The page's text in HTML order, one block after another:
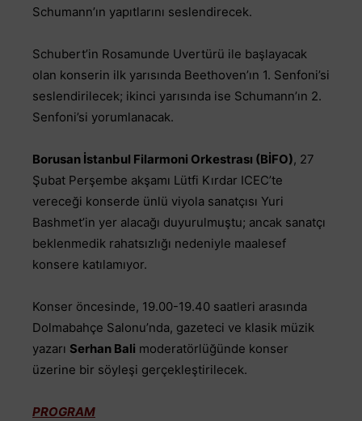
Schumann’ın yapıtlarını seslendirecek.
Schubert’in Rosamunde Uvertürü ile başlayacak
olan konserin ilk yarısında Beethoven’ın 1. Senfoni’si
seslendirilecek; ikinci yarısında ise Schumann’ın 2.
Senfoni’si yorumlanacak.
Borusan İstanbul Filarmoni Orkestrası (BİFO), 27
Şubat Perşembe akşamı Lütfi Kırdar ICEC’te
vereceği konserde ünlü viyola sanatçısı Yuri
Bashmet’in yer alacağı duyurulmuştu; ancak sanatçı
beklenmedik rahatsızlığı nedeniyle maalesef
konsere katılamıyor.
Konser öncesinde, 19.00-19.40 saatleri arasında
Dolmabahçe Salonu’nda, gazeteci ve klasik müzik
yazarı Serhan Bali moderatörlüğünde konser
üzerine bir söyleşi gerçekleştirilecek.
PROGRAM